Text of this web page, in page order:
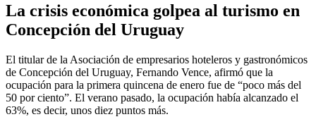
La crisis económica golpea al turismo en
Concepción del Uruguay
El titular de la Asociación de empresarios hoteleros y gastronómicos
de Concepción del Uruguay, Fernando Vence, afirmó que la
ocupación para la primera quincena de enero fue de “poco más del
50 por ciento”. El verano pasado, la ocupación había alcanzado el
63%, es decir, unos diez puntos más.